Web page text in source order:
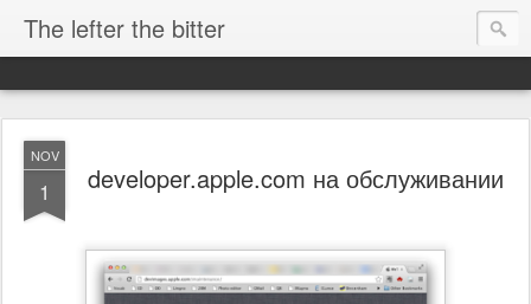
The lefter the bitter
NOV
1 developer.apple.com на обслуживании